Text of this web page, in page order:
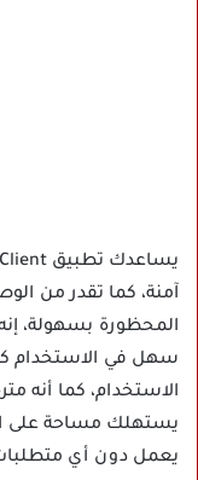
آمنة، كما تقدر من
سهل في الاستخدام
الاستخدام، كما أنه
يستهلك مساحة على
يعمل دون أي